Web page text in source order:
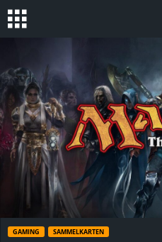
e
v
GAMING SAMMELKARTEN